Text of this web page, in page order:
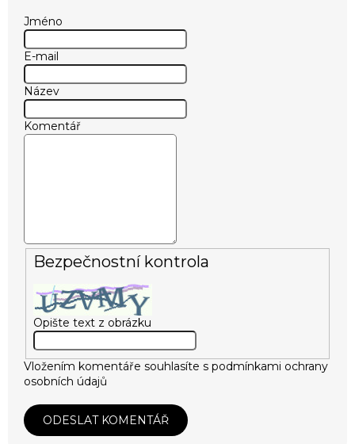
Jméno
E-mail
Název
Komentář
Bezpečnostní kontrola
Opište text z obrázku
Vložením komentáře souhlasíte s podmínkami ochrany
osobních údajů
ODESLAT KOMENTÁŘ